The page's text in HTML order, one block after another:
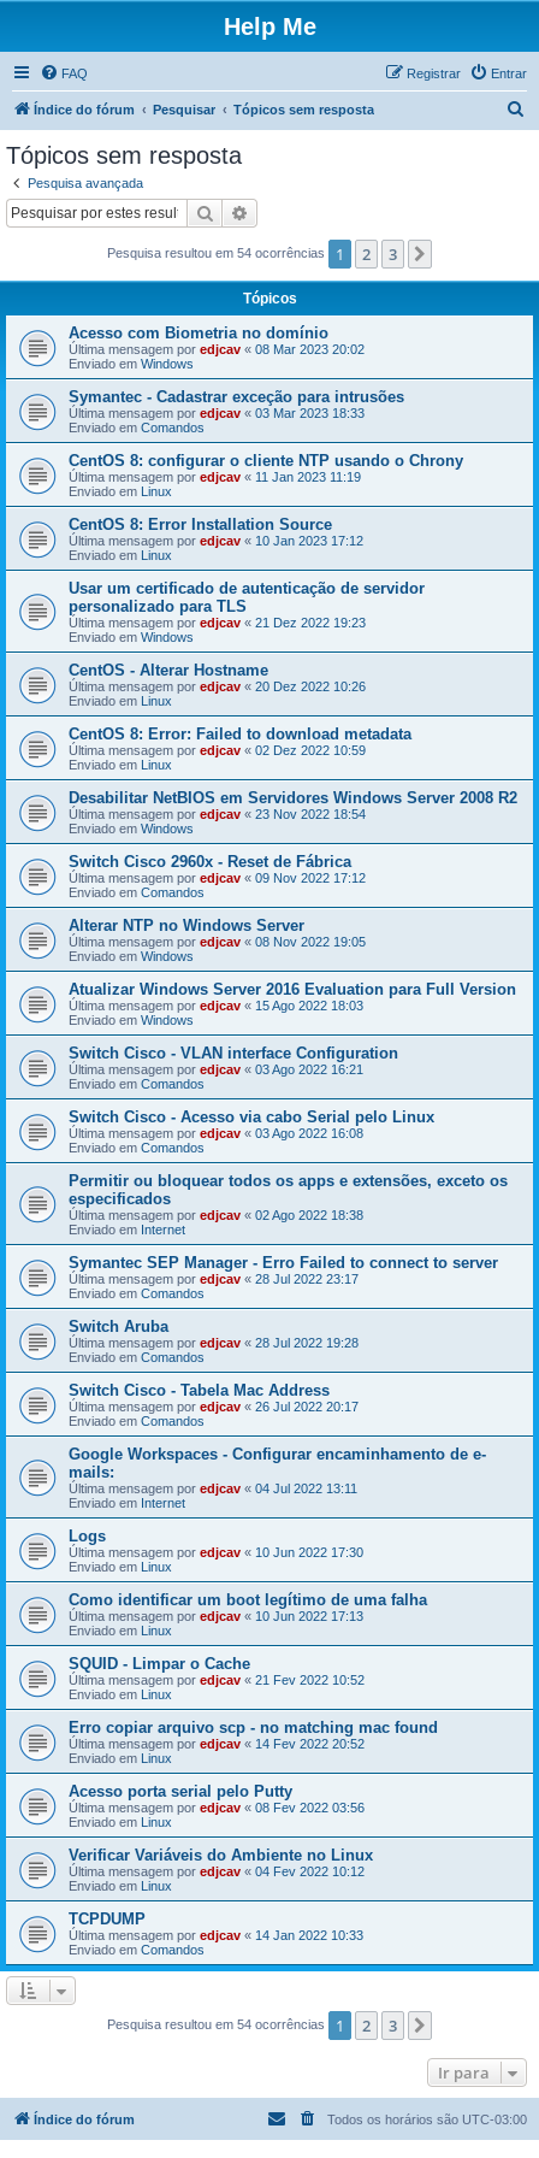
Help Me
FAQ Entrar
Registrar
Índice do fórum Pesquisar Tópicos sem resposta
s
Tópicos sem resposta
Pesquisa avançada
Pesquisar
Pesquisa resultou em 54 ocorrências 1 2 3
Tópicos
Acesso com Biometria no domínio
Última mensagem por edjcav « 08 Mar 2023 20:02
Enviado em Windows
Symantec - Cadastrar exceção para intrusões
Última mensagem por edjcav « 03 Mar 2023 18:33
Enviado em Comandos
CentOS 8: configurar o cliente NTP usando o Chrony
Última mensagem por edjcav « 11 Jan 2023 11:19
Enviado em Linux
CentOS 8: Error Installation Source
Última mensagem por edjcav « 10 Jan 2023 17:12
Enviado em Linux
Usar um certificado de autenticação de servidor
personalizado para TLS
Última mensagem por edjcav « 21 Dez 2022 19:23
Enviado em Windows
CentOS - Alterar Hostname
Última mensagem por edjcav « 20 Dez 2022 10:26
Enviado em Linux
CentOS 8: Error: Failed to download metadata
Última mensagem por edjcav « 02 Dez 2022 10:59
Enviado em Linux
Desabilitar NetBIOS em Servidores Windows Server 2008 R2
Última mensagem por edjcav « 23 Nov 2022 18:54
Enviado em Windows
Switch Cisco 2960x - Reset de Fábrica
Última mensagem por edjcav « 09 Nov 2022 17:12
Enviado em Comandos
Alterar NTP no Windows Server
Última mensagem por edjcav « 08 Nov 2022 19:05
Enviado em Windows
Atualizar Windows Server 2016 Evaluation para Full Version
Última mensagem por edjcav « 15 Ago 2022 18:03
Enviado em Windows
Switch Cisco - VLAN interface Configuration
Última mensagem por edjcav « 03 Ago 2022 16:21
Enviado em Comandos
Switch Cisco - Acesso via cabo Serial pelo Linux
Última mensagem por edjcav « 03 Ago 2022 16:08
Enviado em Comandos
Permitir ou bloquear todos os apps e extensões, exceto os
especificados
Última mensagem por edjcav « 02 Ago 2022 18:38
Enviado em Internet
Symantec SEP Manager - Erro Failed to connect to server
Última mensagem por edjcav « 28 Jul 2022 23:17
Enviado em Comandos
Switch Aruba
Última mensagem por edjcav « 28 Jul 2022 19:28
Enviado em Comandos
Switch Cisco - Tabela Mac Address
Última mensagem por edjcav « 26 Jul 2022 20:17
Enviado em Comandos
Google Workspaces - Configurar encaminhamento de e-
mails:
Última mensagem por edjcav « 04 Jul 2022 13:11
Enviado em Internet
Logs
Última mensagem por edjcav « 10 Jun 2022 17:30
Enviado em Linux
Como identificar um boot legítimo de uma falha
Última mensagem por edjcav « 10 Jun 2022 17:13
Enviado em Linux
SQUID - Limpar o Cache
Última mensagem por edjcav « 21 Fev 2022 10:52
Enviado em Linux
Erro copiar arquivo scp - no matching mac found
Última mensagem por edjcav « 14 Fev 2022 20:52
Enviado em Linux
Acesso porta serial pelo Putty
Última mensagem por edjcav « 08 Fev 2022 03:56
Enviado em Linux
Verificar Variáveis do Ambiente no Linux
Última mensagem por edjcav « 04 Fev 2022 10:12
Enviado em Linux
TCPDUMP
Última mensagem por edjcav « 14 Jan 2022 10:33
Enviado em Comandos
Pesquisa resultou em 54 ocorrências 1 2 3
Ir para
Índice do fórum Todos os horários são UTC-03:00